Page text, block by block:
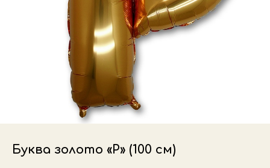
Буква золото «Р» (100 см)